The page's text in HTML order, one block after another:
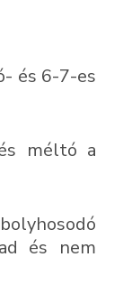
és 6-7-es
méltó a
és nem